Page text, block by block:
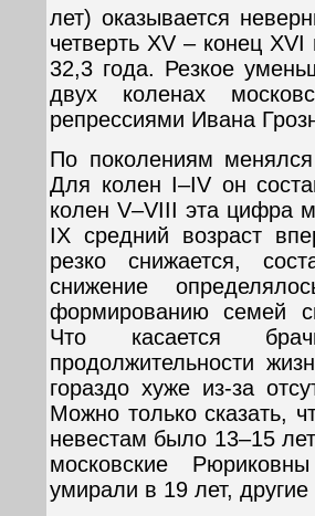
лет) оказывается
четверть XV – конец
32,3 года. Резкое
двух коленах
репрессиями Ивана
По поколениям
Для колен I–IV он
колен V–VIII эта цифра
IX средний возраст
резко снижается,
снижение
формированию семей
Что касается
продолжительности
гораздо хуже из-за
Можно только сказать,
невестам было 13–15
московские
умирали в 19 лет,